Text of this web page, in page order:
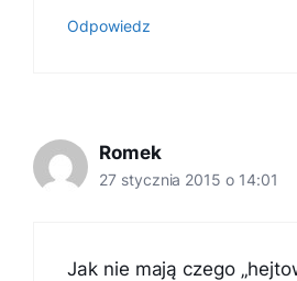
Odpowiedz
Romek
27 stycznia 2015 o 14:01
Jak nie mają czego